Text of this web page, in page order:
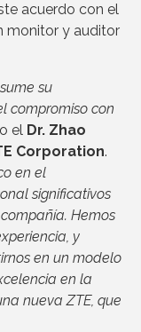
acuerdo con el
monitor y auditor
su
compromiso con
el Dr. Zhao
Corporation.
en el
significativos
Hemos
y
en un modelo
en la
nueva ZTE, que